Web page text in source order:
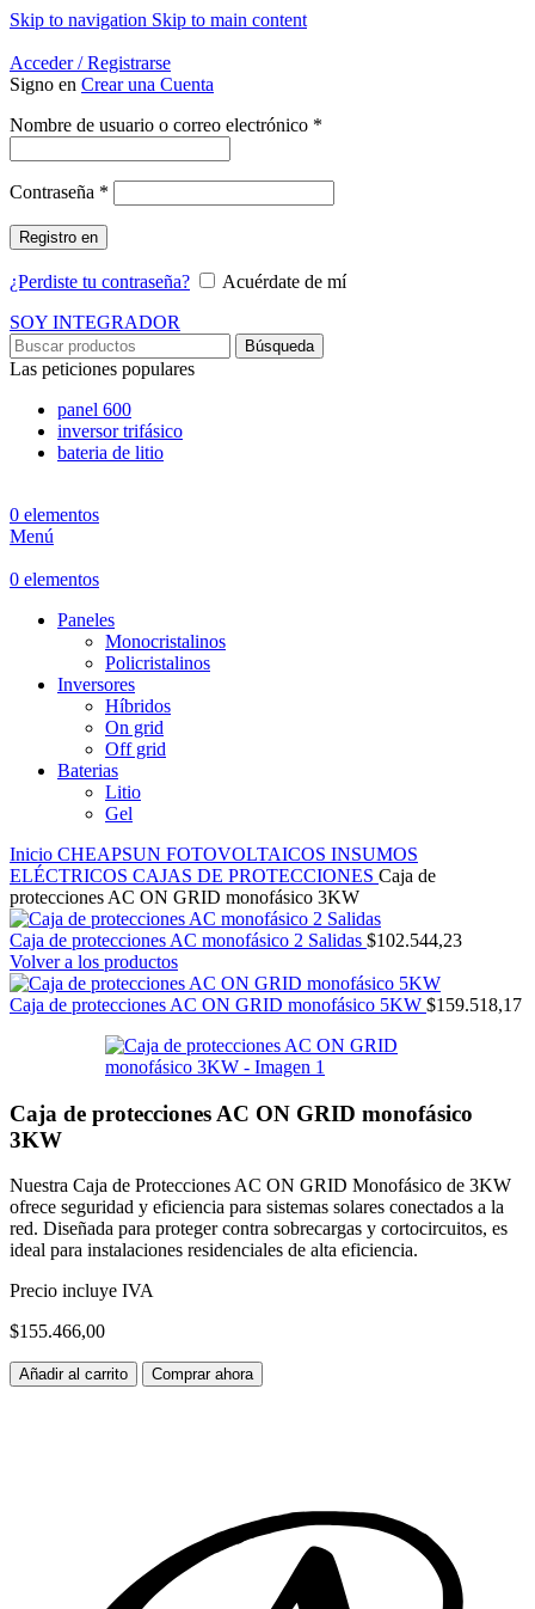
Skip to navigation Skip to main content
Acceder / Registrarse
Signo en Crear una Cuenta
Nombre de usuario o correo electrónico *
Contraseña *
Registro en
¿Perdiste tu contraseña?
Acuérdate de mí
SOY INTEGRADOR
Búsqueda
Las peticiones populares
panel 600
inversor trifásico
bateria de litio
0 elementos
Menú
0 elementos
Paneles
Monocristalinos
Policristalinos
Inversores
Híbridos
On grid
Off grid
Baterias
Litio
Gel
Inicio CHEAPSUN FOTOVOLTAICOS INSUMOS
ELÉCTRICOS CAJAS DE PROTECCIONES Caja de
protecciones AC ON GRID monofásico 3KW
Caja de protecciones AC monofásico 2 Salidas $102.544,23
Volver a los productos
Caja de protecciones AC ON GRID monofásico 5KW $159.518,17
Caja de protecciones AC ON GRID monofásico
3KW
Nuestra Caja de Protecciones AC ON GRID Monofásico de 3KW
ofrece seguridad y eficiencia para sistemas solares conectados a la
red. Diseñada para proteger contra sobrecargas y cortocircuitos, es
ideal para instalaciones residenciales de alta eficiencia.
Precio incluye IVA
$155.466,00
Caja
de
Añadir al carrito Comprar ahora